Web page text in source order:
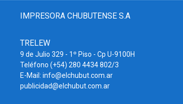
IMPRESORA CHUBUTENSE S.A
TRELEW
9 de Julio 329 - 1º Piso - Cp U-9100H
Teléfono (+54) 280 4434 802/3
E-Mail: info@elchubut.com.ar
publicidad@elchubut.com.ar